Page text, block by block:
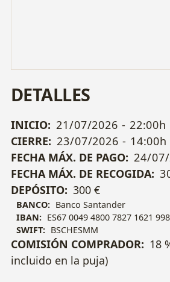
DETALLES
INICIO: 21/07/2026 - 22:00h
CIERRE: 23/07/2026 - 14:00h
FECHA MÁX. DE PAGO: 24/
FECHA MÁX. DE RECOGIDA:
DEPÓSITO: 300 €
BANCO: Banco Santander
IBAN: ES67 0049 4800 7827 1621
SWIFT: BSCHESMM
COMISIÓN COMPRADOR: 18
incluido en la puja)